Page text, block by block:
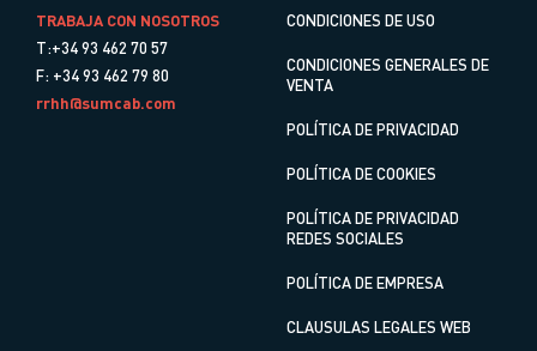
TRABAJA CON NOSOTROS
T:+34 93 462 70 57
F: +34 93 462 79 80
rrhh@sumcab.com
CONDICIONES DE USO
CONDICIONES GENERALES DE
VENTA
POLÍTICA DE PRIVACIDAD
POLÍTICA DE COOKIES
POLÍTICA DE PRIVACIDAD
REDES SOCIALES
POLÍTICA DE EMPRESA
CLAUSULAS LEGALES WEB